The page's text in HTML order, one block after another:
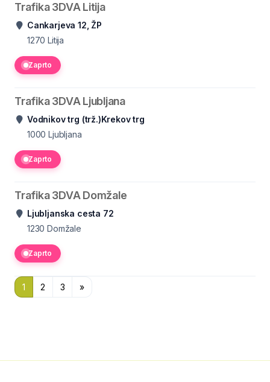
Trafika 3DVA Litija
Cankarjeva 12, ŽP
1270 Litija
Zaprto
Trafika 3DVA Ljubljana
Vodnikov trg (trž.)Krekov trg
1000 Ljubljana
Zaprto
Trafika 3DVA Domžale
Ljubljanska cesta 72
1230 Domžale
Zaprto
1 2 3 »